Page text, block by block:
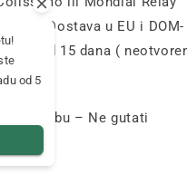
Dostava u EU i DOM-
u roku od 15 dana (
upotrebu – Ne gutati
od 5